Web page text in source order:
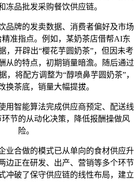
冻品批发采购餐饮供应链。
牌的发卖数据、消费者偏好及市场
准指点。例如，某奶茶店借帮AI东
，开辟出“樱花芋圆奶茶”，但因未考
从的特点，初期销量暗澹。随后通过
，将配方调整为“醇喷鼻芋圆奶茶”，
换茶底，销量大幅提拔。
智能算法完成供应商预定、配送线
节的从动化决策，降低报酬操做风
险。
合做的模式已从单向的食材供应升
边正在研发、出产、营销等多个环节
冲破了保守供应链的线性布局，建立